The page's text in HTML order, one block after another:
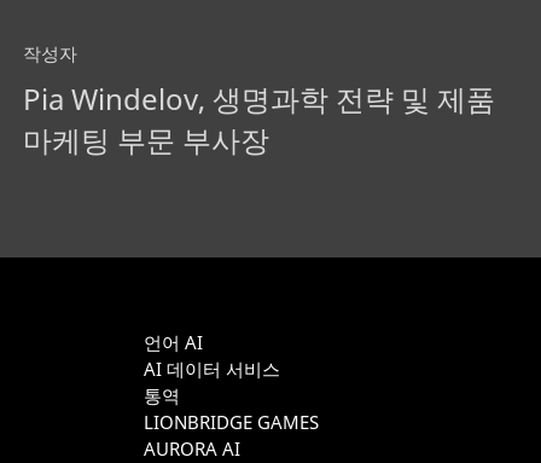
작성자
Pia Windelov, 생명과학 전략 및 제품
마케팅 부문 부사장
언어 AI
AI 데이터 서비스
통역
LIONBRIDGE GAMES
AURORA AI